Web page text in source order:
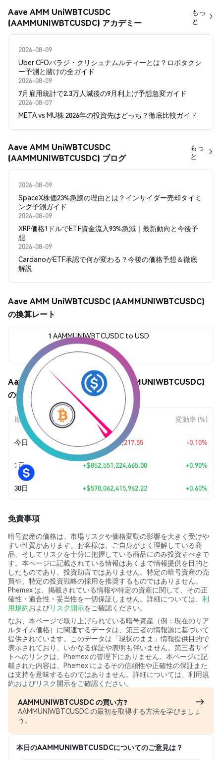
Aave AMM UniWBTCUSDC
(AAMMUNIWBTCUSDC) アカデミー
もっ
と
2026-08-09
Uber CFOバラジ・クリシュナムルティーとは？ロボタクシ
ー予測と賭けの全ガイド
2026-08-09
7月雇用統計で2.3万人減後の9月利上げ予想急変ガイド
2026-08-07
META vs MU株 2026年の投資先はどっち？徹底比較ガイド
Aave AMM UniWBTCUSDC
(AAMMUNIWBTCUSDC) ブログ
もっ
と
2026-08-09
SpaceX株価23%急騰の理由とは？インサイダー売却タイミ
ング予測ガイド
2026-08-09
XRP価格1ドルでETF資金流入93%急減｜最新動向と今後予
想
2026-08-09
CardanoがETF承認で何が変わる？今後の価格予想＆徹底
解説
Aave AMM UniWBTCUSDC (AAMMUNIWBTCUSDC)
の換算レート
1 AAMMUNIWBTCUSDC to USD
$95,580,465,076,332.00
Aave AMM UniWBTCUSDC (AAMMUNIWBTCUSDC)
の価格変動
期間 金額変動 変動率 (%)
今日 -$95,676,141,217.55 -0.10%
7日 +$852,551,224,665.00 +0.90%
30日 +$570,062,415,962.22 +0.60%
免責事項
暗号資産の価格は、市場リスクや価格変動の影響を大きく受けや
すい性質があります。お客様は、ご自身がよく理解している商
品、そしてリスクを十分に把握している商品にのみ投資すべきで
す。本ページに記載されている情報はあくまで情報提供を目的と
したものであり、投資助言ではありません。特定の暗号資産の売
買や、特定の投資戦略の採用を推奨するものではありません。
Phemex は、掲載されている情報や特定の資産に関して、その正
確性・適合性・妥当性を一切保証しません。詳細については、 利
用規約およびリスク開示をご確認ください。
なお、本ページで取り上げられている暗号資産（例：現在のリア
ルタイム価格）に関連するデータは、第三者の情報源に基づいて
提供されています。このデータは「現状のまま」情報提供目的で
表示されており、いかなる保証や表明も伴いません。第三者サイ
トへのリンクは、Phemex の管理下にありません。本ページに記
載された内容は、Phemex によるその信頼性や正確性の保証また
は支持を意味するものではありません。詳細については、利用規
約およびリスク開示をご確認ください。
AAMMUNIWBTCUSDC の買い方?
AAMMUNIWBTCUSDC の最初を取得する方法を学びましょ
う。
本日のAAMMUNIWBTCUSDCについてのご意見は？